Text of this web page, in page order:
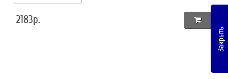
2183р.
Закрыть